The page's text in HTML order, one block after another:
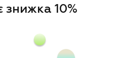
знижка 10%